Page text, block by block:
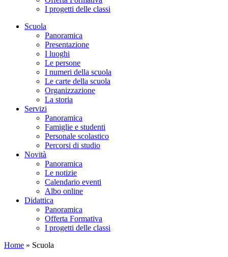
I progetti delle classi
Scuola
Panoramica
Presentazione
I luoghi
Le persone
I numeri della scuola
Le carte della scuola
Organizzazione
La storia
Servizi
Panoramica
Famiglie e studenti
Personale scolastico
Percorsi di studio
Novità
Panoramica
Le notizie
Calendario eventi
Albo online
Didattica
Panoramica
Offerta Formativa
I progetti delle classi
Home » Scuola